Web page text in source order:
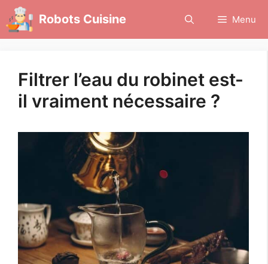
Aller
au
contenu
Robots Cuisine Menu
Filtrer l’eau du robinet est-
il vraiment nécessaire ?